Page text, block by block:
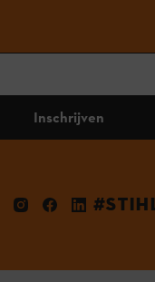
Inschrijven